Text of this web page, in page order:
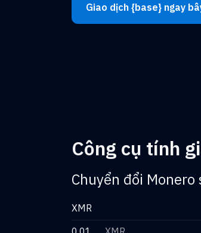
Giao dịch {base} ngay
Công cụ tính
Chuyển đổi Monero
XMR